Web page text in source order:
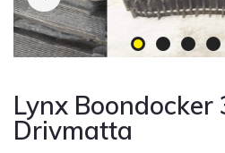
Lynx Boondocker
Drivmatta